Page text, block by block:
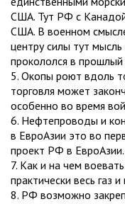
США. Тут РФ с
США. В военном
центру силы тут
прокололся в прошлый
5. Окопы роют вдоль
торговля может
особенно во время
6. Нефтепроводы и
в ЕвроАзии это во
проект РФ в ЕвроАзии.
7. Как и на чем
практически весь газ
8. РФ возможно